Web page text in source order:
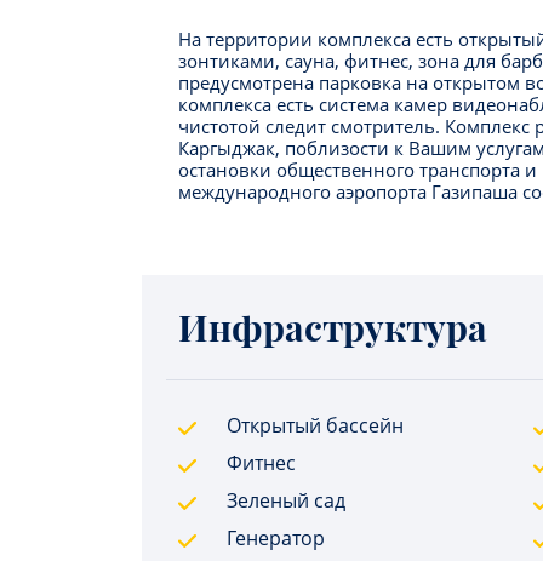
На территории комплекса есть
зонтиками, сауна, фитнес, зона для
предусмотрена парковка на открытом
комплекса есть система камер
чистотой следит смотритель. Комплекс
Каргыджак, поблизости к Вашим
остановки общественного транспорта
международного аэропорта Газипаша
Инфраструктура
Открытый бассейн
Фитнес
Зеленый сад
Генератор